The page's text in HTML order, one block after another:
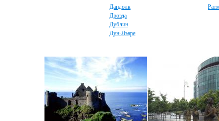
Дандолк
Дроэда
Дублин
Дун-Лэаре